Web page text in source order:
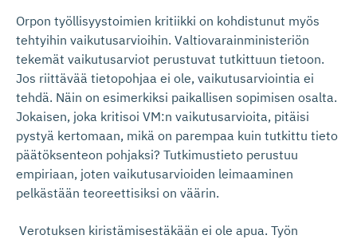
Orpon työllisyystoimien kritiikki on kohdistunut myös
tehtyihin vaikutusarvioihin. Valtiovarainministeriön
tekemät vaikutusarviot perustuvat tutkittuun tietoon.
Jos riittävää tietopohjaa ei ole, vaikutusarviointia ei
tehdä. Näin on esimerkiksi paikallisen sopimisen osalta.
Jokaisen, joka kritisoi VM:n vaikutusarvioita, pitäisi
pystyä kertomaan, mikä on parempaa kuin tutkittu tieto
päätöksenteon pohjaksi? Tutkimustieto perustuu
empiriaan, joten vaikutusarvioiden leimaaminen
pelkästään teoreettisiksi on väärin.
Verotuksen kiristämisestäkään ei ole apua. Työn